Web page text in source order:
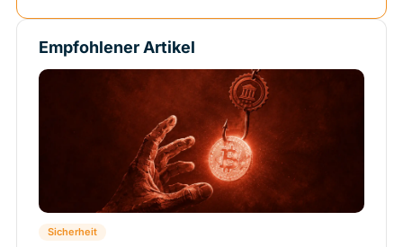
Empfohlener Artikel
Sicherheit